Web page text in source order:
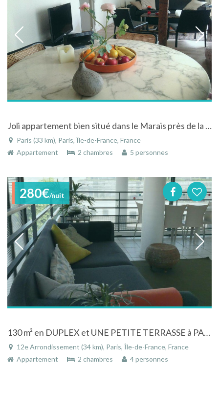
Joli appartement bien situé dans le Marais près de la place des Vosges
Paris (33 km), Paris, Île-de-France, France
Appartement
2 chambres 5 personnes
280€/nuit
130 m² en DUPLEX et UNE PETITE TERRASSE à PARIS 12ème (DAUMESNIL)
12e Arrondissement (34 km), Paris, Île-de-France, France
Appartement
2 chambres 4 personnes